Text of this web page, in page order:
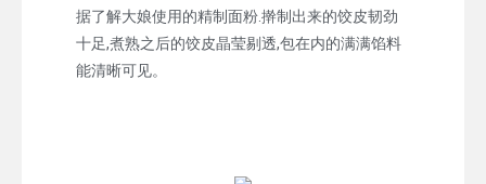
据了解大娘使用的精制面粉.擀制出来的饺皮韧劲
十足,煮熟之后的饺皮晶莹剔透,包在内的满满馅料
能清晰可见。